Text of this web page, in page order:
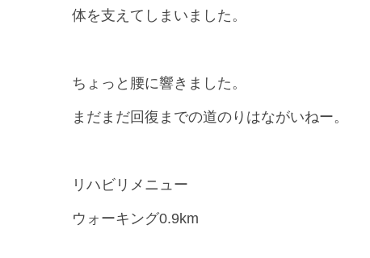
体を支えてしまいました。
ちょっと腰に響きました。
まだまだ回復までの道のりはながいねー。
リハビリメニュー
ウォーキング0.9km